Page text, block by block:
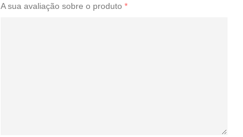
A sua avaliação sobre o produto *